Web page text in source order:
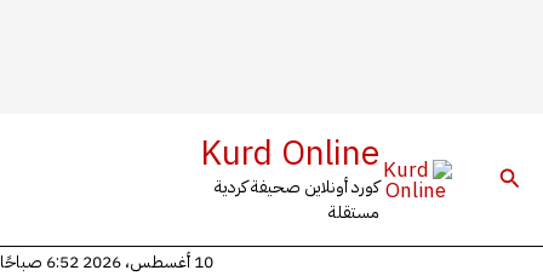
البحث Kurd Online
كورد أونلاين صحيفة كردية
مستقلة
10 أغسطس، 2026 6:52 صباحًا